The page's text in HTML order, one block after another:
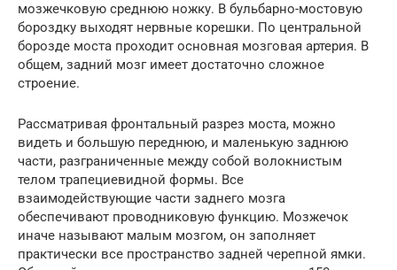
мозжечковую среднюю ножку. В бульбарно-мостовую
бороздку выходят нервные корешки. По центральной
борозде моста проходит основная мозговая артерия. В
общем, задний мозг имеет достаточно сложное
строение.
Рассматривая фронтальный разрез моста, можно
видеть и большую переднюю, и маленькую заднюю
части, разграниченные между собой волокнистым
телом трапециевидной формы. Все
взаимодействующие части заднего мозга
обеспечивают проводниковую функцию. Мозжечок
иначе называют малым мозгом, он заполняет
практически все пространство задней черепной ямки.